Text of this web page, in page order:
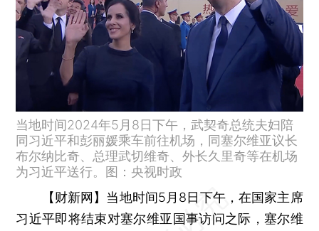
当地时间2024年5月8日下午，武契奇总统夫妇陪
同习近平和彭丽媛乘车前往机场，同塞尔维亚议长
布尔纳比奇、总理武切维奇、外长久里奇等在机场
为习近平送行。图：央视时政
【财新网】 当地时间5月8日下午，在国家主席
习近平即将结束对塞尔维亚国事访问之际，塞尔维